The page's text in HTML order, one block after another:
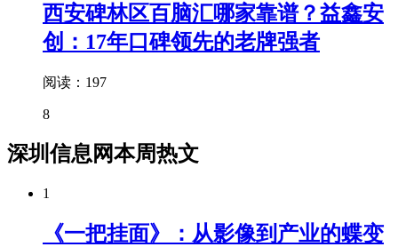
西安碑林区百脑汇哪家靠谱？益鑫安
创：17年口碑领先的老牌强者
阅读：197
8
深圳信息网本周热文
1
《一把挂面》：从影像到产业的蝶变